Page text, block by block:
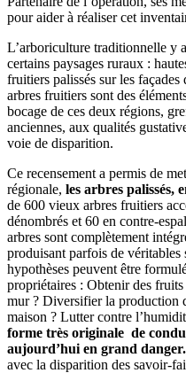
pour aider à réaliser cet
L’arboriculture traditionnelle y
certains paysages ruraux :
fruitiers palissés sur les
arbres fruitiers sont des
bocage de ces deux régions,
anciennes, aux qualités
voie de disparition.
Ce recensement a permis de
régionale, les arbres palissés,
de 600 vieux arbres fruitiers
dénombrés et 60 en contre-
arbres sont complètement
produisant parfois de
hypothèses peuvent être
propriétaires : Obtenir des
mur ? Diversifier la production
maison ? Lutter contre
forme très originale de
aujourd’hui en grand danger.
avec la disparition des savoir-